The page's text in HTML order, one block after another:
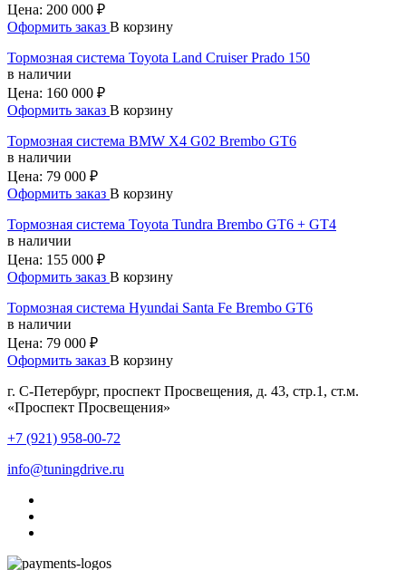
Цена: 200 000 ₽
Оформить заказ В корзину
Тормозная система Toyota Land Cruiser Prado 150
в наличии
Цена: 160 000 ₽
Оформить заказ В корзину
Тормозная система BMW X4 G02 Brembo GT6
в наличии
Цена: 79 000 ₽
Оформить заказ В корзину
Тормозная система Toyota Tundra Brembo GT6 + GT4
в наличии
Цена: 155 000 ₽
Оформить заказ В корзину
Тормозная система Hyundai Santa Fe Brembo GT6
в наличии
Цена: 79 000 ₽
Оформить заказ В корзину
г. С-Петербург, проспект Просвещения, д. 43, стр.1, ст.м.
«Проспект Просвещения»
+7 (921) 958-00-72
info@tuningdrive.ru